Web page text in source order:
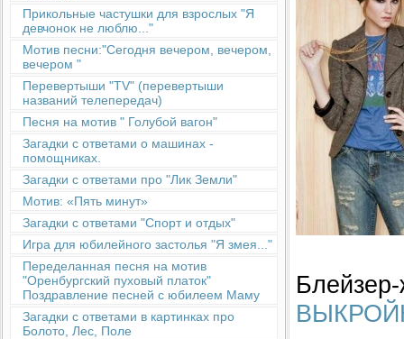
Прикольные частушки для взрослых "Я
девчонок не люблю..."
Мотив песни:"Сегодня вечером, вечером,
вечером "
Перевертыши "TV" (перевертыши
названий телепередач)
Песня на мотив " Голубой вагон"
Загадки с ответами о машинах -
помощниках.
Загадки с ответами про "Лик Земли"
Мотив: «Пять минут»
Загадки с ответами "Спорт и отдых"
Игра для юбилейного застолья "Я змея..."
Переделанная песня на мотив
"Оренбургский пуховый платок"
Поздравление песней с юбилеем Маму
Загадки с ответами в картинках про
Болото, Лес, Поле